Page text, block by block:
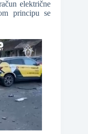
električne
principu se